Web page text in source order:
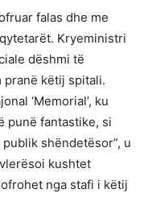
falas dhe me
Kryeministri
dëshmi të
pranë këtij spitali.
‘Memorial’, ku
punë fantastike, si
shëndetësor”, u
kushtet
nga stafi i këtij